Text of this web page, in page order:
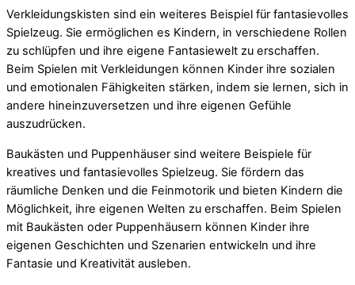
Verkleidungskisten sind ein weiteres Beispiel für fantasievolles
Spielzeug. Sie ermöglichen es Kindern, in verschiedene Rollen
zu schlüpfen und ihre eigene Fantasiewelt zu erschaffen.
Beim Spielen mit Verkleidungen können Kinder ihre sozialen
und emotionalen Fähigkeiten stärken, indem sie lernen, sich in
andere hineinzuversetzen und ihre eigenen Gefühle
auszudrücken.
Baukästen und Puppenhäuser sind weitere Beispiele für
kreatives und fantasievolles Spielzeug. Sie fördern das
räumliche Denken und die Feinmotorik und bieten Kindern die
Möglichkeit, ihre eigenen Welten zu erschaffen. Beim Spielen
mit Baukästen oder Puppenhäusern können Kinder ihre
eigenen Geschichten und Szenarien entwickeln und ihre
Fantasie und Kreativität ausleben.